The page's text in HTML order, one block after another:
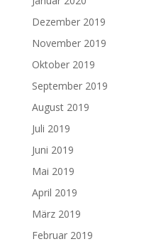
Dezember 2019
November 2019
Oktober 2019
September 2019
August 2019
Juli 2019
Juni 2019
Mai 2019
April 2019
März 2019
Februar 2019